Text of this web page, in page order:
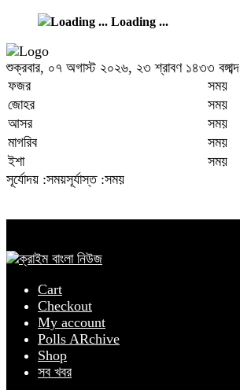
Loading ...
শুক্রবার, ০৭ অগাস্ট ২০২৬, ২৩ শ্রাবণ ১৪৩৩ বঙ্গাব্দ
ফজর
সময়
জোহর
সময়
আসর
সময়
মাগরিব
সময়
ইশা
সময়
সূর্যোদয় :সময়সূর্যাস্ত :সময়
Cart
Checkout
My account
Polls ARchive
Shop
সব খবর